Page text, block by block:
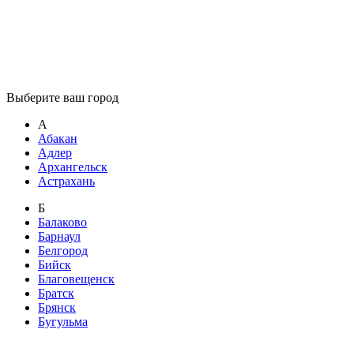
Выберите ваш город
А
Абакан
Адлер
Архангельск
Астрахань
Б
Балаково
Барнаул
Белгород
Бийск
Благовещенск
Братск
Брянск
Бугульма